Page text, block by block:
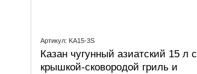
Артикул: KA15-3S
Казан чугунный азиатский 15 л с
крышкой-сковородой гриль и